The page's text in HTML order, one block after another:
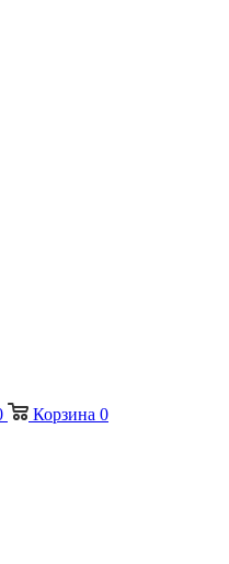
Корзина 0